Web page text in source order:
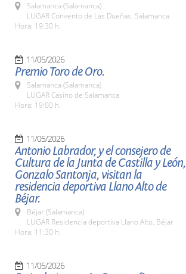
Salamanca (Salamanca)
LUGAR Convento de Las Dueñas. Salamanca
Hora: 19:30 h.
11/05/2026
Premio Toro de Oro.
Salamanca (Salamanca)
LUGAR Casino de Salamanca
Hora: 19:00 h.
11/05/2026
Antonio Labrador, y el consejero de
Cultura de la Junta de Castilla y León,
Gonzalo Santonja, visitan la
residencia deportiva Llano Alto de
Béjar.
Béjar (Salamanca)
LUGAR Residencia deportiva Llano Alto. Béjar
Hora: 11:30 h.
11/05/2026